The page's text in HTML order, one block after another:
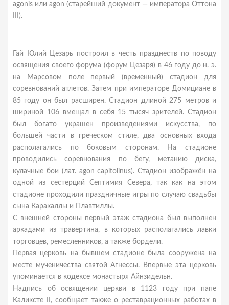
agonis или agon (старейший документ — императора Оттона
III).
Гай Юлий Цезарь построил в честь празднеств по поводу
освящения своего форума (форум Цезаря) в 46 году до н. э.
на Марсовом поле первый (временный) стадион для
соревнований атлетов. Затем при императоре Домициане в
85 году он был расширен. Стадион длиной 275 метров и
шириной 106 вмещал в себя 15 тысяч зрителей. Стадион
был богато украшен произведениями искусства, по
большей части в греческом стиле, два основных входа
располагались по боковым сторонам. На стадионе
проводились соревнования по бегу, мета­нию диска,
кулачные бои (лат. agon capitolinus). Стадион изображён на
одной из сестерций Септимия Севера, так как на этом
стадионе проходили праздничные игры по случаю свадьбы
сына Каракаллы и Плавтиллы.
С внешней стороны первый этаж стадиона был выполнен
аркадами из травертина, в которых располагались лавки
торговцев, ремесленников, а также бордели.
Первая церковь на бывшем стадионе была сооружена на
месте мученичества святой Агнессы. Впервые эта церковь
упоминается в кодексе монастыря Айнзидельн.
Надпись об освящении церкви в 1123 году при папе
Каликсте II, сообщает также о реставрационных работах в